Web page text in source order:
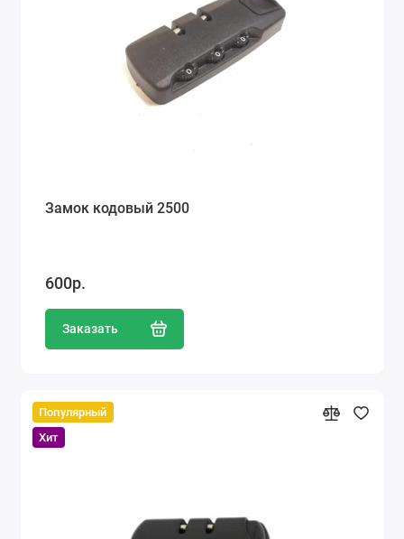
Замок кодовый 2500
600р.
Заказать
Популярный
Хит